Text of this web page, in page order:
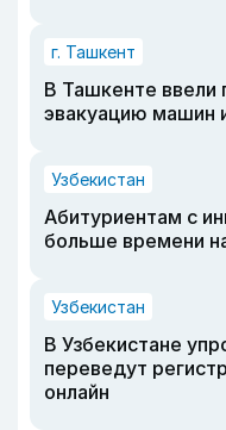
г. Ташкент
В Ташкенте ввели
эвакуацию машин
Узбекистан
Абитуриентам с
больше времени
Узбекистан
В Узбекистане
переведут
онлайн